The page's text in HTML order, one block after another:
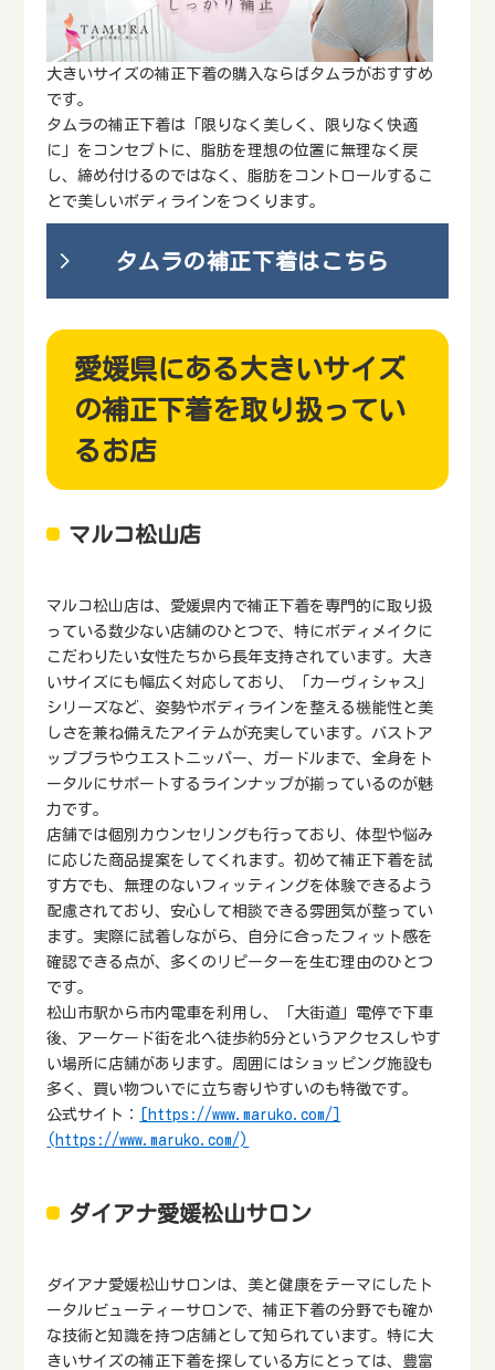
大きいサイズの補正下着の購入ならばタムラがおすすめ
です。
タムラの補正下着は「限りなく美しく、限りなく快適
に」をコンセプトに、脂肪を理想の位置に無理なく戻
し、締め付けるのではなく、脂肪をコントロールするこ
とで美しいボディラインをつくります。
タムラの補正下着はこちら
愛媛県にある大きいサイズ
の補正下着を取り扱ってい
るお店
マルコ松山店
マルコ松山店は、愛媛県内で補正下着を専門的に取り扱
っている数少ない店舗のひとつで、特にボディメイクに
こだわりたい女性たちから長年支持されています。大き
いサイズにも幅広く対応しており、「カーヴィシャス」
シリーズなど、姿勢やボディラインを整える機能性と美
しさを兼ね備えたアイテムが充実しています。バストア
ップブラやウエストニッパー、ガードルまで、全身をト
ータルにサポートするラインナップが揃っているのが魅
力です。
店舗では個別カウンセリングも行っており、体型や悩み
に応じた商品提案をしてくれます。初めて補正下着を試
す方でも、無理のないフィッティングを体験できるよう
配慮されており、安心して相談できる雰囲気が整ってい
ます。実際に試着しながら、自分に合ったフィット感を
確認できる点が、多くのリピーターを生む理由のひとつ
です。
松山市駅から市内電車を利用し、「大街道」電停で下車
後、アーケード街を北へ徒歩約5分というアクセスしやす
い場所に店舗があります。周囲にはショッピング施設も
多く、買い物ついでに立ち寄りやすいのも特徴です。
公式サイト：
[https://www.maruko.com/]
(https://www.maruko.com/)
ダイアナ愛媛松山サロン
ダイアナ愛媛松山サロンは、美と健康をテーマにしたト
ータルビューティーサロンで、補正下着の分野でも確か
な技術と知識を持つ店舗として知られています。特に大
きいサイズの補正下着を探している方にとっては、豊富